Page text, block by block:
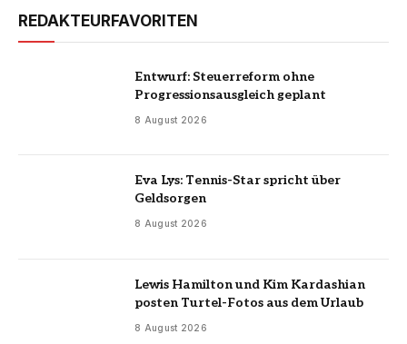
REDAKTEURFAVORITEN
Entwurf: Steuerreform ohne
Progressionsausgleich geplant
8 August 2026
Eva Lys: Tennis-Star spricht über
Geldsorgen
8 August 2026
Lewis Hamilton und Kim Kardashian
posten Turtel-Fotos aus dem Urlaub
8 August 2026